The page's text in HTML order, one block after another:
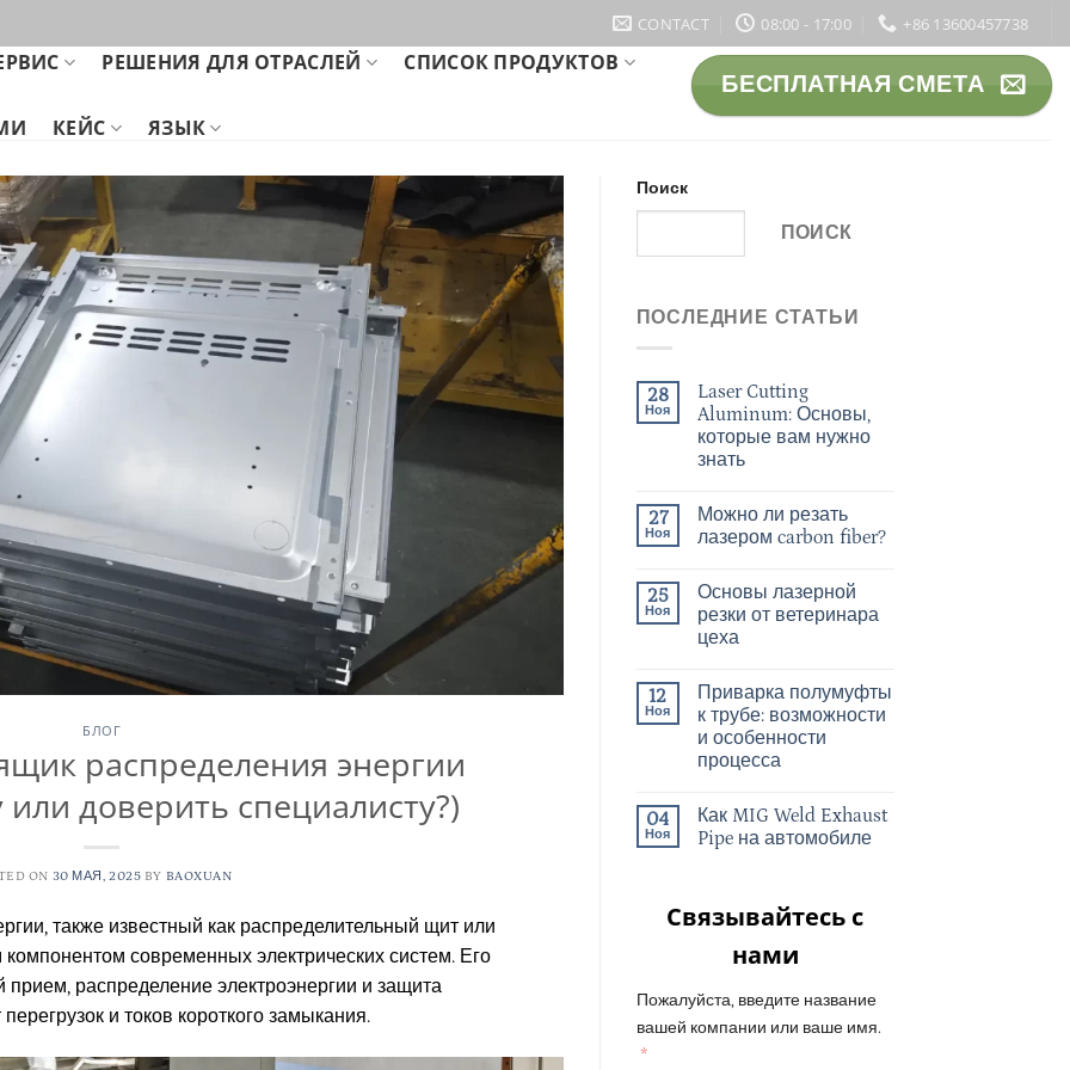
CONTACT 08:00 - 17:00 +86 13600457738
РЕШЕНИЯ ДЛЯ ОТРАСЛЕЙ СПИСОК ПРОДУКТОВ
КЕЙС ЯЗЫК
БЕСПЛАТНАЯ СМЕТА
БЛОГ
распределения энергии
доверить специалисту?)
ON 30 МАЯ, 2025 BY BAOXUAN
также известный как распределительный щит или
современных электрических систем. Его
распределение электроэнергии и защита
и токов короткого замыкания.
Поиск
ПОИСК
ПОСЛЕДНИЕ СТАТЬИ
28
Ноя
Laser Cutting
Aluminum: Основы,
которые вам нужно
знать
27
Ноя
Можно ли резать
лазером carbon fiber?
25
Ноя
Основы лазерной
резки от ветеринара
цеха
12
Ноя
Приварка полумуфты
к трубе: возможности
и особенности
процесса
04
Ноя
Как MIG Weld Exhaust
Pipe на автомобиле
Связывайтесь с
нами
Пожалуйста, введите название
вашей компании или ваше имя.